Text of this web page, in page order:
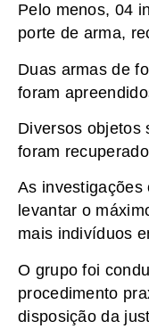
Pelo menos, 04
porte de arma,
Duas armas de
foram
Diversos objetos
foram
As investigações
levantar o
mais indivíduos
O grupo foi
procedimento
disposição da